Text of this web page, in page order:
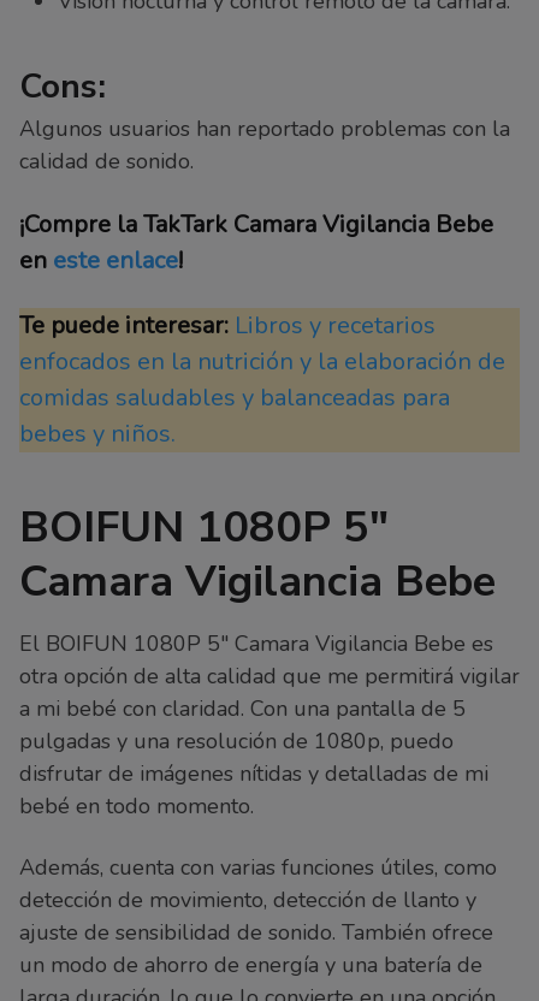
Cons:
Algunos usuarios han reportado problemas con la
calidad de sonido.
¡Compre la TakTark Camara Vigilancia Bebe
en este enlace!
Te puede interesar: Libros y recetarios
enfocados en la nutrición y la elaboración de
comidas saludables y balanceadas para
bebes y niños.
BOIFUN 1080P 5″
Camara Vigilancia Bebe
El BOIFUN 1080P 5″ Camara Vigilancia Bebe es
otra opción de alta calidad que me permitirá vigilar
a mi bebé con claridad. Con una pantalla de 5
pulgadas y una resolución de 1080p, puedo
disfrutar de imágenes nítidas y detalladas de mi
bebé en todo momento.
Además, cuenta con varias funciones útiles, como
detección de movimiento, detección de llanto y
ajuste de sensibilidad de sonido. También ofrece
un modo de ahorro de energía y una batería de